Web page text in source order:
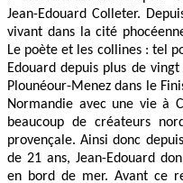
Jean-Edouard Colleter.
vivant dans la cité
Le poète et les collines : tel
Edouard depuis plus de
Plounéour-Menez dans le
Normandie avec une vie à
beaucoup de créateurs
provençale. Ainsi donc
de 21 ans, Jean-Edouard
en bord de mer. Avant ce